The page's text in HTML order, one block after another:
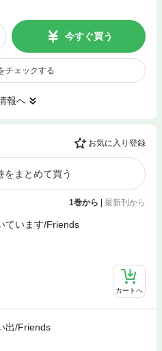
今すぐ買う
チェックする
報へ
お気に入り登録
をまとめて買う
1巻から | 最新刊から
ています/Friends
カートへ
出/Friends